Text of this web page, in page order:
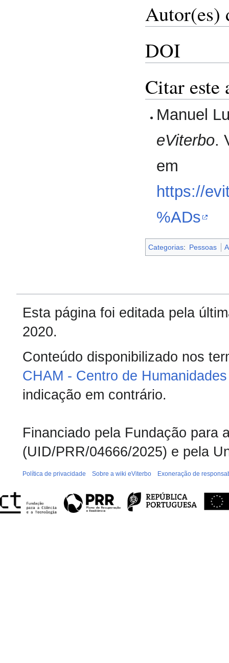
Autor(es)
DOI
Citar este
Manuel
eViterbo.
em
https://
%ADs
Categorias: Pessoas
Esta página foi editada pela
2020.
Conteúdo disponibilizado nos
CHAM - Centro de
indicação em contrário.
Financiado pela Fundação para
(UID/PRR/04666/2025) e pela
Política de privacidade Sobre a wiki eViterbo Exoneração de